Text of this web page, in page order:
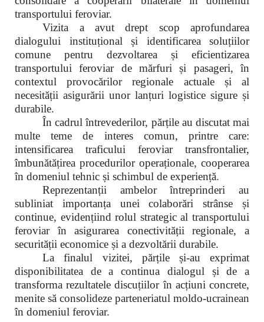
transportului feroviar.
Vizita a avut drept scop aprofundarea
dialogului instituțional și identificarea soluțiilor
comune pentru dezvoltarea și eficientizarea
transportului feroviar de mărfuri și pasageri, în
contextul provocărilor regionale actuale și al
necesității asigurării unor lanțuri logistice sigure și
durabile.
În cadrul întrevederilor, părțile au discutat mai
multe teme de interes comun, printre care:
intensificarea traficului feroviar transfrontalier,
îmbunătățirea procedurilor operaționale, cooperarea
în domeniul tehnic și schimbul de experiență.
Reprezentanții ambelor întreprinderi au
subliniat importanța unei colaborări strânse și
continue, evidențiind rolul strategic al transportului
feroviar în asigurarea conectivității regionale, a
securității economice și a dezvoltării durabile.
La finalul vizitei, părțile și-au exprimat
disponibilitatea de a continua dialogul și de a
transforma rezultatele discuțiilor în acțiuni concrete,
menite să consolideze parteneriatul moldo-ucrainean
în domeniul feroviar.